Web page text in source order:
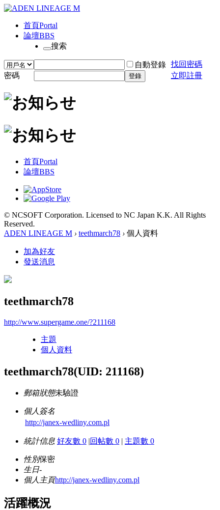
首頁Portal
論壇BBS
搜索
自動登錄 找回密碼
密碼
登錄 立即註冊
首頁Portal
論壇BBS
© NCSOFT Corporation. Licensed to NC Japan K.K. All Rights
Reserved.
ADEN LINEAGE M › teethmarch78 › 個人資料
加為好友
發送消息
teethmarch78
http://www.supergame.one/?211168
主題
個人資料
teethmarch78(UID: 211168)
郵箱狀態未驗證
個人簽名
http://janex-wedliny.com.pl
統計信息 好友數 0 |回帖數 0 | 主題數 0
性別保密
生日-
個人主頁http://janex-wedliny.com.pl
活躍概況